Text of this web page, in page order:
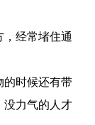
经常堵住通
时候还有带
力气的人才